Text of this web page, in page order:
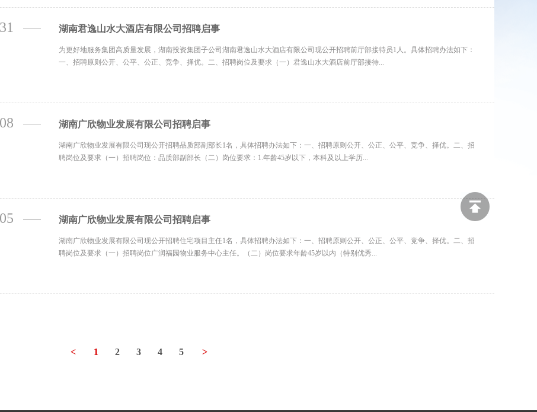
湖南君逸山水大酒店有限公司招聘启事
为更好地服务集团高质量发展，湖南投资集团子公司湖南君逸山水大酒店有限公司现公开招聘前厅部接待员1人。具体招聘办法如下：
一、招聘原则公开、公平、公正、竞争、择优。二、招聘岗位及要求（一）君逸山水大酒店前厅部接待...
湖南广欣物业发展有限公司招聘启事
湖南广欣物业发展有限公司现公开招聘品质部副部长1名，具体招聘办法如下：一、招聘原则公开、公正、公平、竞争、择优。二、招
聘岗位及要求（一）招聘岗位：品质部副部长（二）岗位要求：1.年龄45岁以下，本科及以上学历...
湖南广欣物业发展有限公司招聘启事
湖南广欣物业发展有限公司现公开招聘住宅项目主任1名，具体招聘办法如下：一、招聘原则公开、公正、公平、竞争、择优。二、招
聘岗位及要求（一）招聘岗位广润福园物业服务中心主任。（二）岗位要求年龄45岁以内（特别优秀...
< 1 2 3 4 5 >